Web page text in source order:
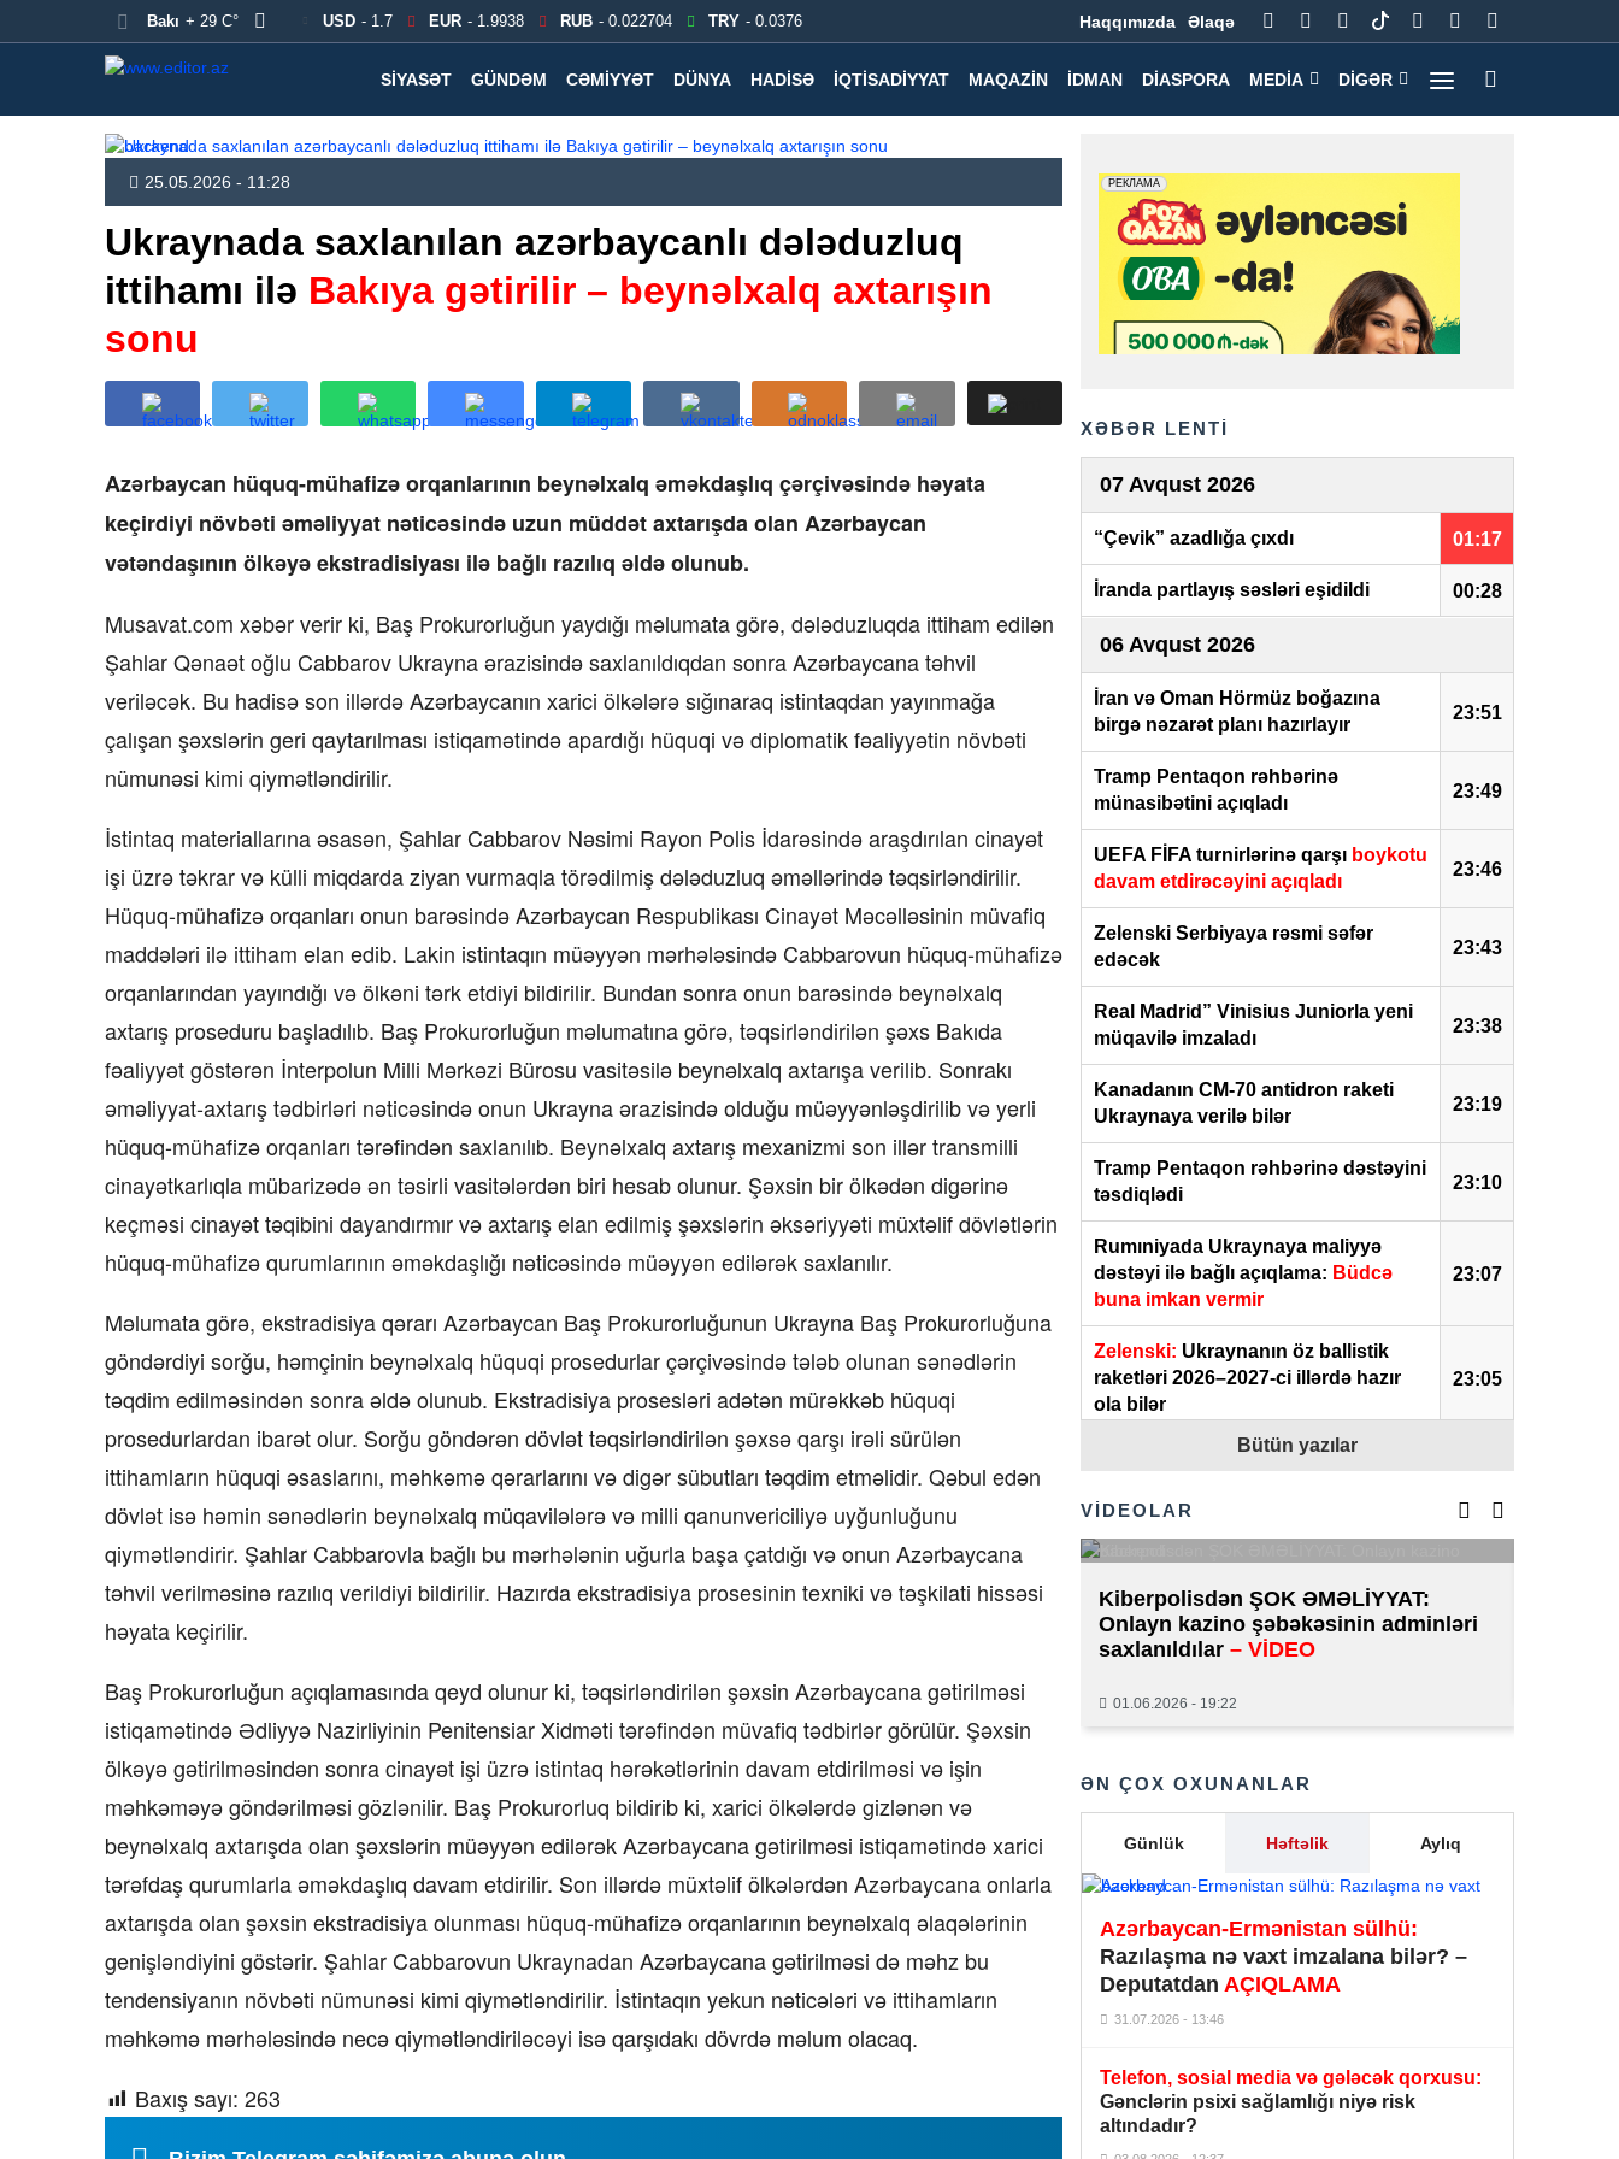
Bakı + 29 C° USD - 1.7 EUR - 1.9938 RUB - 0.022704 TRY - 0.0376 Haqqımızda Əlaqə
SIYASƏT GÜNDƏM CƏMIYYƏT DÜNYA HADISƏ İQTISADIYYAT MAQAZIN İDMAN DIASPORA MEDIA DIGƏR
25.05.2026 - 11:28
Ukraynada saxlanılan azərbaycanlı dələduzluq
ittihamı ilə Bakıya gətirilir – beynəlxalq axtarışın
sonu
Azərbaycan hüquq-mühafizə orqanlarının beynəlxalq əməkdaşlıq çərçivəsində həyata
keçirdiyi növbəti əməliyyat nəticəsində uzun müddət axtarışda olan Azərbaycan
vətəndaşının ölkəyə ekstradisiyası ilə bağlı razılıq əldə olunub.
Musavat.com xəbər verir ki, Baş Prokurorluğun yaydığı məlumata görə, dələduzluqda ittiham edilən
Şahlar Qənaət oğlu Cabbarov Ukrayna ərazisində saxlanıldıqdan sonra Azərbaycana təhvil
veriləcək. Bu hadisə son illərdə Azərbaycanın xarici ölkələrə sığınaraq istintaqdan yayınmağa
çalışan şəxslərin geri qaytarılması istiqamətində apardığı hüquqi və diplomatik fəaliyyətin növbəti
nümunəsi kimi qiymətləndirilir.
İstintaq materiallarına əsasən, Şahlar Cabbarov Nəsimi Rayon Polis İdarəsində araşdırılan cinayət
işi üzrə təkrar və külli miqdarda ziyan vurmaqla törədilmiş dələduzluq əməllərində təqsirləndirilir.
Hüquq-mühafizə orqanları onun barəsində Azərbaycan Respublikası Cinayət Məcəlləsinin müvafiq
maddələri ilə ittiham elan edib. Lakin istintaqın müəyyən mərhələsində Cabbarovun hüquq-mühafizə
orqanlarından yayındığı və ölkəni tərk etdiyi bildirilir. Bundan sonra onun barəsində beynəlxalq
axtarış proseduru başladılıb. Baş Prokurorluğun məlumatına görə, təqsirləndirilən şəxs Bakıda
fəaliyyət göstərən İnterpolun Milli Mərkəzi Bürosu vasitəsilə beynəlxalq axtarışa verilib. Sonrakı
əməliyyat-axtarış tədbirləri nəticəsində onun Ukrayna ərazisində olduğu müəyyənləşdirilib və yerli
hüquq-mühafizə orqanları tərəfindən saxlanılıb. Beynəlxalq axtarış mexanizmi son illər transmilli
cinayətkarlıqla mübarizədə ən təsirli vasitələrdən biri hesab olunur. Şəxsin bir ölkədən digərinə
keçməsi cinayət təqibini dayandırmır və axtarış elan edilmiş şəxslərin əksəriyyəti müxtəlif dövlətlərin
hüquq-mühafizə qurumlarının əməkdaşlığı nəticəsində müəyyən edilərək saxlanılır.
Məlumata görə, ekstradisiya qərarı Azərbaycan Baş Prokurorluğunun Ukrayna Baş Prokurorluğuna
göndərdiyi sorğu, həmçinin beynəlxalq hüquqi prosedurlar çərçivəsində tələb olunan sənədlərin
təqdim edilməsindən sonra əldə olunub. Ekstradisiya prosesləri adətən mürəkkəb hüquqi
prosedurlardan ibarət olur. Sorğu göndərən dövlət təqsirləndirilən şəxsə qarşı irəli sürülən
ittihamların hüquqi əsaslarını, məhkəmə qərarlarını və digər sübutları təqdim etməlidir. Qəbul edən
dövlət isə həmin sənədlərin beynəlxalq müqavilələrə və milli qanunvericiliyə uyğunluğunu
qiymətləndirir. Şahlar Cabbarovla bağlı bu mərhələnin uğurla başa çatdığı və onun Azərbaycana
təhvil verilməsinə razılıq verildiyi bildirilir. Hazırda ekstradisiya prosesinin texniki və təşkilati hissəsi
həyata keçirilir.
Baş Prokurorluğun açıqlamasında qeyd olunur ki, təqsirləndirilən şəxsin Azərbaycana gətirilməsi
istiqamətində Ədliyyə Nazirliyinin Penitensiar Xidməti tərəfindən müvafiq tədbirlər görülür. Şəxsin
ölkəyə gətirilməsindən sonra cinayət işi üzrə istintaq hərəkətlərinin davam etdirilməsi və işin
məhkəməyə göndərilməsi gözlənilir. Baş Prokurorluq bildirib ki, xarici ölkələrdə gizlənən və
beynəlxalq axtarışda olan şəxslərin müəyyən edilərək Azərbaycana gətirilməsi istiqamətində xarici
tərəfdaş qurumlarla əməkdaşlıq davam etdirilir. Son illərdə müxtəlif ölkələrdən Azərbaycana onlarla
axtarışda olan şəxsin ekstradisiya olunması hüquq-mühafizə orqanlarının beynəlxalq əlaqələrinin
genişləndiyini göstərir. Şahlar Cabbarovun Ukraynadan Azərbaycana gətirilməsi də məhz bu
tendensiyanın növbəti nümunəsi kimi qiymətləndirilir. İstintaqın yekun nəticələri və ittihamların
məhkəmə mərhələsində necə qiymətləndiriləcəyi isə qarşıdakı dövrdə məlum olacaq.
Baxış sayı: 263
XƏBƏR LENTİ
07 Avqust 2026
01:17
“Çevik” azadlığa çıxdı
00:28
İranda partlayış səsləri eşidildi
06 Avqust 2026
23:51
İran və Oman Hörmüz boğazına
birgə nəzarət planı hazırlayır
23:49
Tramp Pentaqon rəhbərinə
münasibətini açıqladı
23:46
UEFA FİFA turnirlərinə qarşı boykotu
davam etdirəcəyini açıqladı
23:43
Zelenski Serbiyaya rəsmi səfər
edəcək
23:38
Real Madrid” Vinisius Juniorla yeni
müqavilə imzaladı
23:19
Kanadanın CM-70 antidron raketi
Ukraynaya verilə bilər
23:10
Tramp Pentaqon rəhbərinə dəstəyini
təsdiqlədi
23:07
Rumıniyada Ukraynaya maliyyə
dəstəyi ilə bağlı açıqlama: Büdcə
buna imkan vermir
23:05
Zelenski: Ukraynanın öz ballistik
raketləri 2026–2027-ci illərdə hazır
ola bilər
Ukraynada elektrik enerjisinin
qaydaları təsdiqlədi
Yaponiyada internet mağazasında 2
min sifarişi ləğv edən qadın həbs
olundu
çempionu imiş
Almaniyada iki tramvay toqquşdu:
azı 30 nəfər xəsarət aldı
“Kristal”dan bahalı Biləcəri
layihəsini diriltmək üçün METRO
REKLAMI –3 dəqiqə yalanı və
20:55
– Bayramovla görüşdən önəmli
detallar –FOTO – VİDEO
Bütün yazılar
VİDEOLAR
“Xətrinə dəymişəmsə, bağışla məni,
Kiberpolisdən ŞOK ƏMƏLİYYAT:
Onlayn kazino şəbəkəsinin adminləri
saxlanıldılar – VİDEO
01.06.2026 - 19:22
ƏN ÇOX OXUNANLAR
Günlük Həftəlik Aylıq
Azərbaycan-Ermənistan sülhü:
Razılaşma nə vaxt imzalana bilər? –
Deputatdan AÇIQLAMA
31.07.2026 - 13:46
Telefon, sosial media və gələcək qorxusu:
Gənclərin psixi sağlamlığı niyə risk
altındadır?